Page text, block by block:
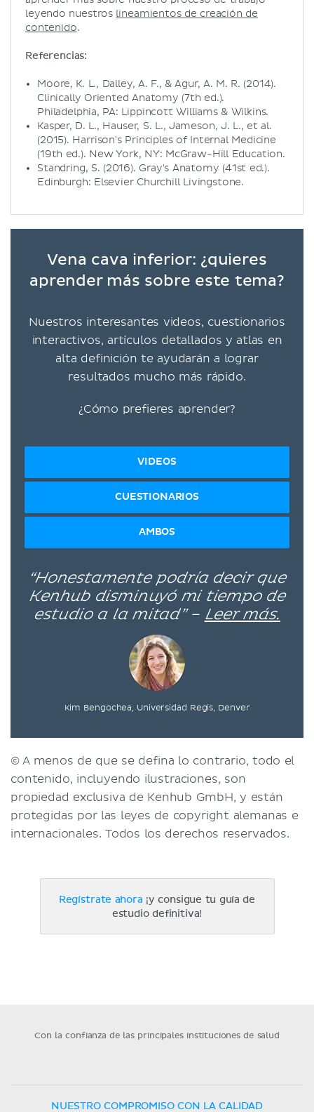
leyendo nuestros lineamientos de creación de
contenido.
Referencias:
Moore, K. L., Dalley, A. F., & Agur, A. M. R. (2014).
Clinically Oriented Anatomy (7th ed.).
Philadelphia, PA: Lippincott Williams & Wilkins.
Kasper, D. L., Hauser, S. L., Jameson, J. L., et al.
(2015). Harrison's Principles of Internal Medicine
(19th ed.). New York, NY: McGraw-Hill Education.
Standring, S. (2016). Gray's Anatomy (41st ed.).
Edinburgh: Elsevier Churchill Livingstone.
Vena cava inferior: ¿quieres
aprender más sobre este tema?
Nuestros interesantes videos, cuestionarios
interactivos, artículos detallados y atlas en
alta definición te ayudarán a lograr
resultados mucho más rápido.
¿Cómo prefieres aprender?
VIDEOS
CUESTIONARIOS
AMBOS
“Honestamente podría decir que
Kenhub disminuyó mi tiempo de
estudio a la mitad” – Leer más.
Kim Bengochea, Universidad Regis, Denver
© A menos de que se defina lo contrario, todo el
contenido, incluyendo ilustraciones, son
propiedad exclusiva de Kenhub GmbH, y están
protegidas por las leyes de copyright alemanas e
internacionales. Todos los derechos reservados.
Regístrate ahora ¡y consigue tu guía de
estudio definitiva!
Con la confianza de las principales instituciones de salud
NUESTRO COMPROMISO CON LA CALIDAD